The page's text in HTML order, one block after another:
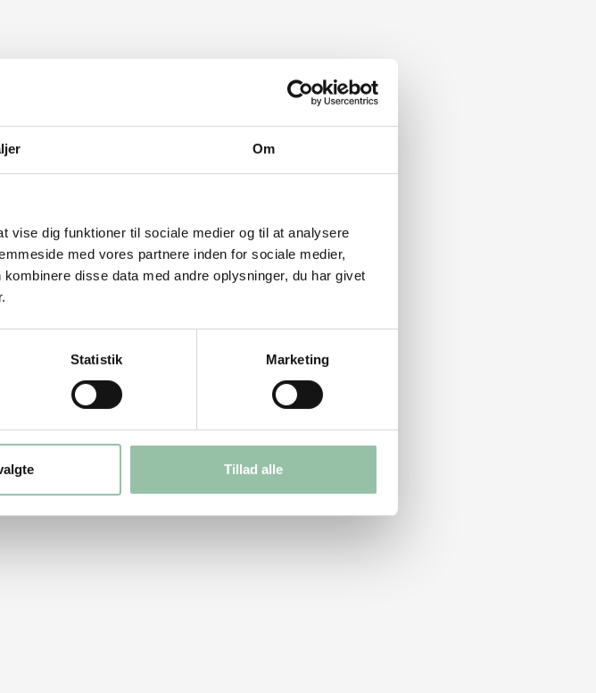
Om
vise dig funktioner til sociale medier og til at analysere
med vores partnere inden for sociale medier,
disse data med andre oplysninger, du har givet
Statistik Marketing
Tillad alle